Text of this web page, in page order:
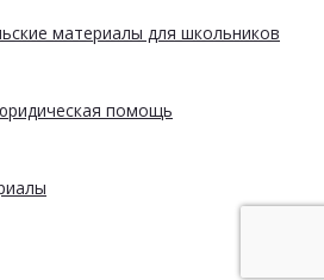
материалы для школьников
помощь